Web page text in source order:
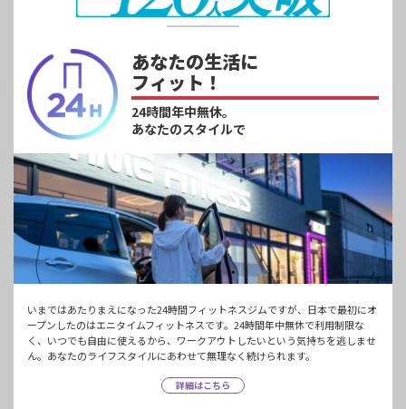
あなたの生活に
フィット！
24時間年中無休。
あなたのスタイルで
いまではあたりまえになった24時間フィットネスジムですが、日本で最初にオ
ープンしたのはエニタイムフィットネスです。24時間年中無休で利用制限な
く、いつでも自由に使えるから、ワークアウトしたいという気持ちを逃しませ
ん。あなたのライフスタイルにあわせて無理なく続けられます。
詳細はこちら